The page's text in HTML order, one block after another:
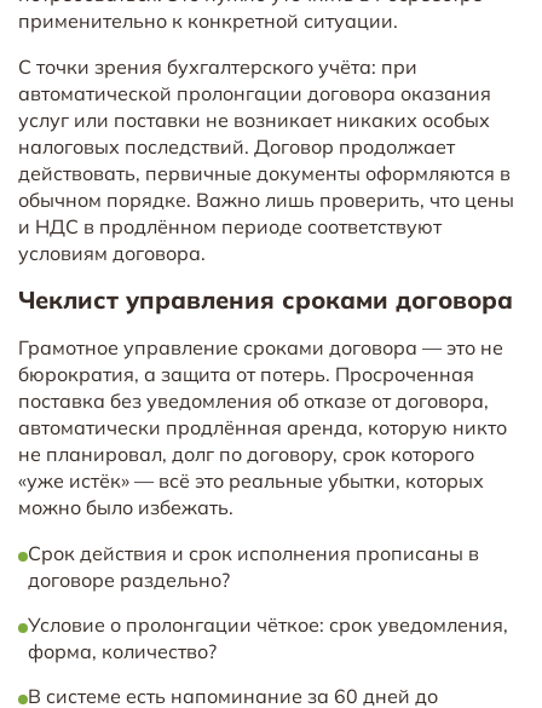
применительно к конкретной ситуации.
С точки зрения бухгалтерского учёта: при
автоматической пролонгации договора оказания
услуг или поставки не возникает никаких особых
налоговых последствий. Договор продолжает
действовать, первичные документы оформляются в
обычном порядке. Важно лишь проверить, что цены
и НДС в продлённом периоде соответствуют
условиям договора.
Чеклист управления сроками договора
Грамотное управление сроками договора — это не
бюрократия, а защита от потерь. Просроченная
поставка без уведомления об отказе от договора,
автоматически продлённая аренда, которую никто
не планировал, долг по договору, срок которого
«уже истёк» — всё это реальные убытки, которых
можно было избежать.
Срок действия и срок исполнения прописаны в
договоре раздельно?
Условие о пролонгации чёткое: срок уведомления,
форма, количество?
В системе есть напоминание за 60 дней до